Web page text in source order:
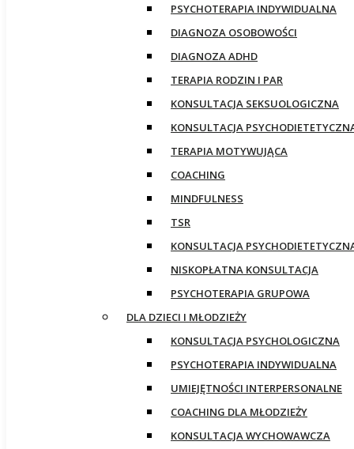
PSYCHOTERAPIA INDYWIDUALNA
DIAGNOZA OSOBOWOŚCI
DIAGNOZA ADHD
TERAPIA RODZIN I PAR
KONSULTACJA SEKSUOLOGICZNA
KONSULTACJA
TERAPIA MOTYWUJĄCA
COACHING
MINDFULNESS
TSR
KONSULTACJA
NISKOPŁATNA KONSULTACJA
PSYCHOTERAPIA GRUPOWA
DLA DZIECI I MŁODZIEŻY
KONSULTACJA PSYCHOLOGICZNA
PSYCHOTERAPIA INDYWIDUALNA
UMIEJĘTNOŚCI INTERPERSONALNE
COACHING DLA MŁODZIEŻY
KONSULTACJA WYCHOWAWCZA